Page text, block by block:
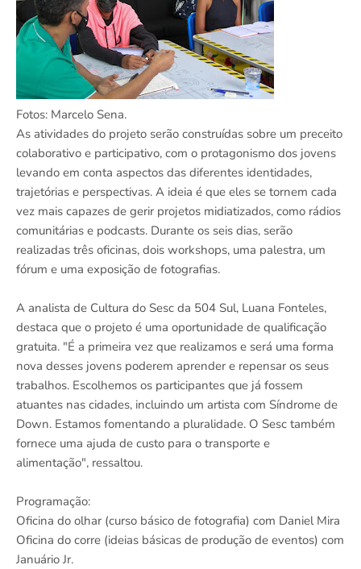
Fotos: Marcelo Sena.
As atividades do projeto serão construídas sobre um preceito
colaborativo e participativo, com o protagonismo dos jovens
levando em conta aspectos das diferentes identidades,
trajetórias e perspectivas. A ideia é que eles se tornem cada
vez mais capazes de gerir projetos midiatizados, como rádios
comunitárias e podcasts. Durante os seis dias, serão
realizadas três oficinas, dois workshops, uma palestra, um
fórum e uma exposição de fotografias.
A analista de Cultura do Sesc da 504 Sul, Luana Fonteles,
destaca que o projeto é uma oportunidade de qualificação
gratuita. "É a primeira vez que realizamos e será uma forma
nova desses jovens poderem aprender e repensar os seus
trabalhos. Escolhemos os participantes que já fossem
atuantes nas cidades, incluindo um artista com Síndrome de
Down. Estamos fomentando a pluralidade. O Sesc também
fornece uma ajuda de custo para o transporte e
alimentação", ressaltou.
Programação:
Oficina do olhar (curso básico de fotografia) com Daniel Mira
Oficina do corre (ideias básicas de produção de eventos) com
Januário Jr.